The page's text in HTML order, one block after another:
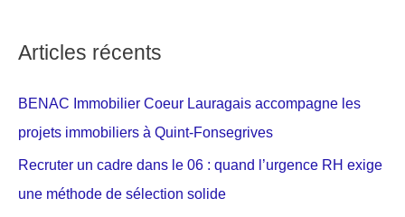
Articles récents
BENAC Immobilier Coeur Lauragais accompagne les
projets immobiliers à Quint-Fonsegrives
Recruter un cadre dans le 06 : quand l’urgence RH exige
une méthode de sélection solide